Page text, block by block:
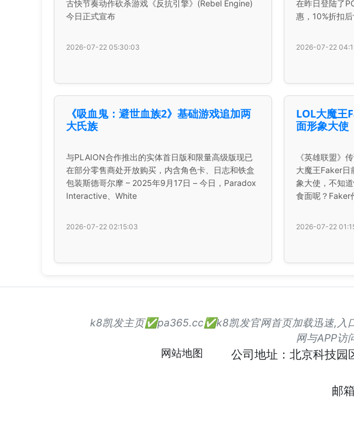
古快节奏动作砍杀游戏《反抗引擎》(Rebel Engine)
今日正式宣布
2026-07-22 05:30:03
在昨日登陆了
惠，10%折扣后
2026-07-22
《吸血鬼：避世血族2》基础游戏追加两
大氏族
与PLAION合作推出的实体首日版和限量高级版现已
在部分零售商处开放购买，内含角色卡、日志和铁盒
包装斯德哥尔摩 – 2025年9月17日 – 今日，Paradox
Interactive、White
2026-07-22 02:15:03
LOL大魔王
面形象大使
《英雄联盟》
大魔王Faker日
象大使，不知
食面呢？Faker
2026-07-22
k8凯发主页✅pa365.cc✅k8凯发官网首页加载迅速,入
网与APP访
网站地图
公司地址：北京科技园
邮